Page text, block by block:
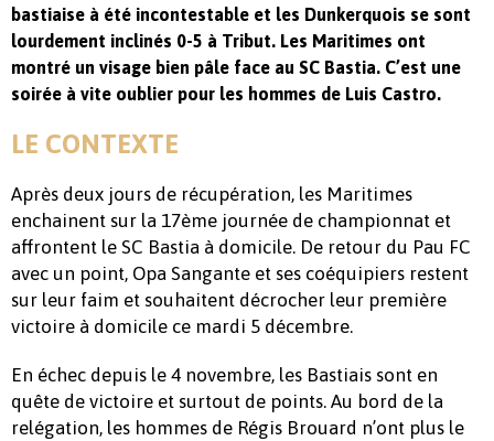
bastiaise à été incontestable et les Dunkerquois se sont
lourdement inclinés 0-5 à Tribut. Les Maritimes ont
montré un visage bien pâle face au SC Bastia. C’est une
soirée à vite oublier pour les hommes de Luis Castro.
LE CONTEXTE
Après deux jours de récupération, les Maritimes
enchainent sur la 17ème journée de championnat et
affrontent le SC Bastia à domicile. De retour du Pau FC
avec un point, Opa Sangante et ses coéquipiers restent
sur leur faim et souhaitent décrocher leur première
victoire à domicile ce mardi 5 décembre.
En échec depuis le 4 novembre, les Bastiais sont en
quête de victoire et surtout de points. Au bord de la
relégation, les hommes de Régis Brouard n’ont plus le